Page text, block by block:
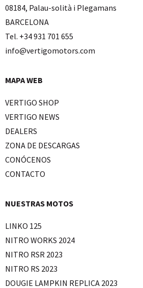
08184, Palau-solità i Plegamans
BARCELONA
Tel. +34 931 701 655
info@vertigomotors.com
MAPA WEB
VERTIGO SHOP
VERTIGO NEWS
DEALERS
ZONA DE DESCARGAS
CONÓCENOS
CONTACTO
NUESTRAS MOTOS
LINKO 125
NITRO WORKS 2024
NITRO RSR 2023
NITRO RS 2023
DOUGIE LAMPKIN REPLICA 2023